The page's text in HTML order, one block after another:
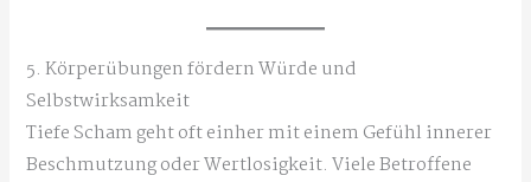
5. Körperübungen fördern Würde und
Selbstwirksamkeit
Tiefe Scham geht oft einher mit einem Gefühl innerer
Beschmutzung oder Wertlosigkeit. Viele Betroffene